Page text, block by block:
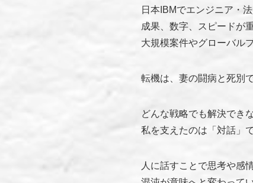
日本IBMでエンジニア・
成果、数字、スピードが
大規模案件やグローバル
転機は、妻の闘病と死別で
どんな戦略でも解決でき
私を支えたのは「対話」で
人に話すことで思考や感